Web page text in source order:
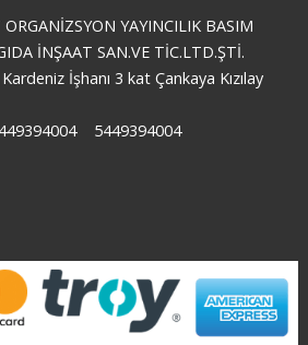
YAYINCILIK BASIM
İNŞAAT SAN.VE TİC.LTD.ŞTİ.
İşhanı 3 kat Çankaya Kızılay
5449394004